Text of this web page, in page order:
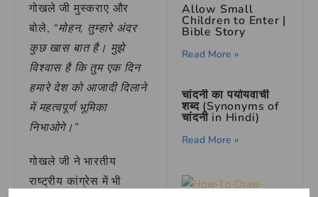
गोखले जी मुस्कराए और
बोले, “मोहन, तुम्हारे अंदर
कुछ खास बात है। मुझे
विश्वास है कि तुम एक दिन
हमारे देश को आजादी दिलाने
में महत्वपूर्ण भूमिका
निभाओगे।”
गोखले जी ने भारतीय
राष्ट्रीय कांग्रेस में भी
Allow Small
Children to Enter |
Bible Story
Read More »
चांदनी का पर्यायवाची
शब्द (Synonyms of
चांदनी in Hindi)
Read More »